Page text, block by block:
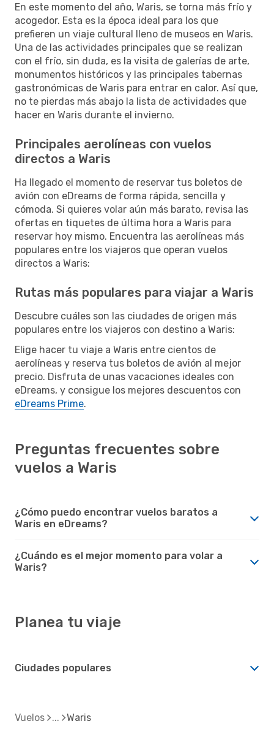
En este momento del año, Waris, se torna más frío y
acogedor. Esta es la época ideal para los que
prefieren un viaje cultural lleno de museos en Waris.
Una de las actividades principales que se realizan
con el frío, sin duda, es la visita de galerías de arte,
monumentos históricos y las principales tabernas
gastronómicas de Waris para entrar en calor. Así que,
no te pierdas más abajo la lista de actividades que
hacer en Waris durante el invierno.
Principales aerolíneas con vuelos
directos a Waris
Ha llegado el momento de reservar tus boletos de
avión con eDreams de forma rápida, sencilla y
cómoda. Si quieres volar aún más barato, revisa las
ofertas en tiquetes de última hora a Waris para
reservar hoy mismo. Encuentra las aerolíneas más
populares entre los viajeros que operan vuelos
directos a Waris:
Rutas más populares para viajar a Waris
Descubre cuáles son las ciudades de origen más
populares entre los viajeros con destino a Waris:
Elige hacer tu viaje a Waris entre cientos de
aerolíneas y reserva tus boletos de avión al mejor
precio. Disfruta de unas vacaciones ideales con
eDreams, y consigue los mejores descuentos con
eDreams Prime.
Preguntas frecuentes sobre
vuelos a Waris
¿Cómo puedo encontrar vuelos baratos a
Waris en eDreams?
¿Cuándo es el mejor momento para volar a
Waris?
Planea tu viaje
Ciudades populares
Vuelos Waris